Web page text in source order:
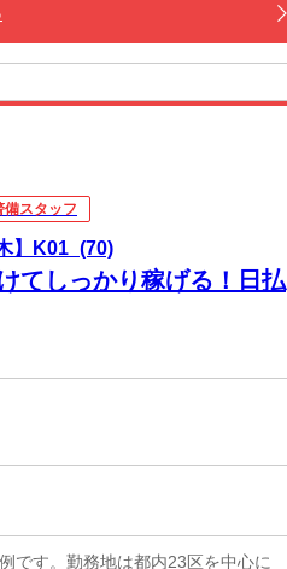
備スタッフ
】K01_(70)
てしっかり稼げる！日払
です。勤務地は都内23区を中心に